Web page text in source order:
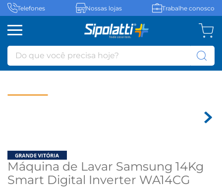
Telefones Nossas lojas Trabalhe conosco
Do que você precisa hoje?
Máquina de Lavar Samsung 14Kg
Smart Digital Inverter WA14CG